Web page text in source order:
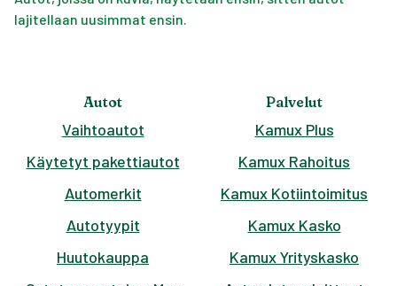
lajitellaan uusimmat ensin.
Autot
Vaihtoautot
Käytetyt pakettiautot
Automerkit
Autotyypit
Huutokauppa
Palvelut
Kamux Plus
Kamux Rahoitus
Kamux Kotiintoimitus
Kamux Kasko
Kamux Yrityskasko